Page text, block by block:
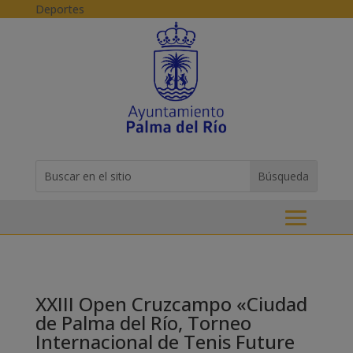
Skip to content
Deportes
for...
XXIII Open Cruzcampo «Ciudad
de Palma del Río, Torneo
Internacional de Tenis Future